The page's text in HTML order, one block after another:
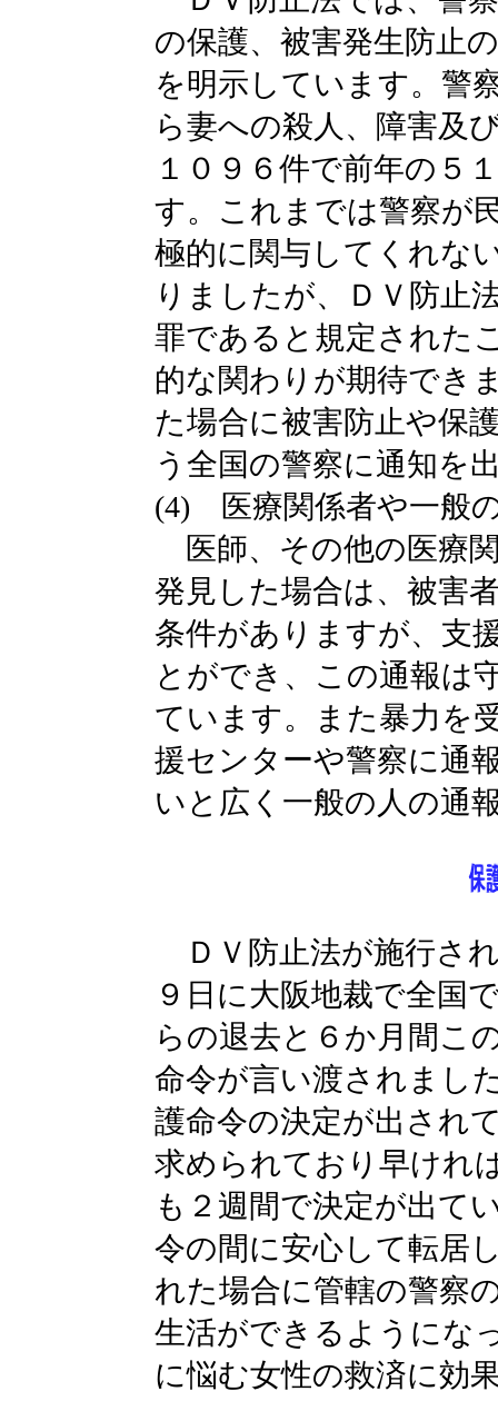
の保護、被害発生防止
を明示しています。警
ら妻への殺人、障害及
１０９６件で前年の５
す。これまでは警察が
極的に関与してくれな
りましたが、ＤＶ防止
罪であると規定された
的な関わりが期待でき
た場合に被害防止や保
う全国の警察に通知を
(4) 医療関係者や一般
医師、その他の医療
発見した場合は、被害
条件がありますが、支
とができ、この通報は
ています。また暴力を
援センターや警察に通
いと広く一般の人の通
ＤＶ防止法が施行さ
９日に大阪地裁で全国
らの退去と６か月間こ
命令が言い渡されまし
護命令の決定が出され
求められており早けれ
も２週間で決定が出て
令の間に安心して転居
れた場合に管轄の警察
生活ができるようにな
に悩む女性の救済に効